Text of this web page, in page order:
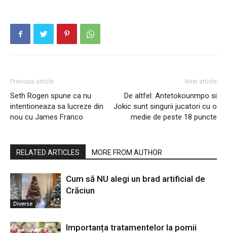
Previous article
Seth Rogen spune ca nu
intentioneaza sa lucreze din
nou cu James Franco
Next article
De altfel: Antetokounmpo si
Jokic sunt singurii jucatori cu o
medie de peste 18 puncte
RELATED ARTICLES MORE FROM AUTHOR
Diverse
Cum să NU alegi un brad artificial de
Crăciun
Importanța tratamentelor la pomii